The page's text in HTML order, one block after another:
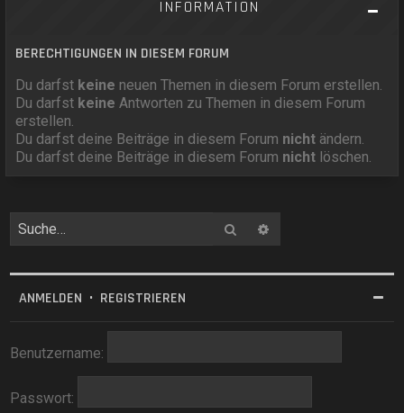
INFORMATION
BERECHTIGUNGEN IN DIESEM FORUM
Du darfst keine neuen Themen in diesem Forum erstellen.
Du darfst keine Antworten zu Themen in diesem Forum
erstellen.
Du darfst deine Beiträge in diesem Forum nicht ändern.
Du darfst deine Beiträge in diesem Forum nicht löschen.
Suche
ANMELDEN • REGISTRIEREN
Benutzername:
Passwort: